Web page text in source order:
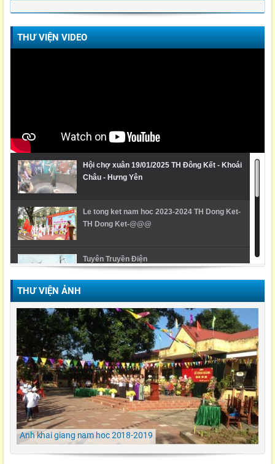
THƯ VIỆN VIDEO
Hội chợ xuân 19/01/2025 TH Đông Kết - Khoái
Châu - Hưng Yên
Le tong ket nam hoc 2023-2024 TH Dong Ket-
TH Dong Ket-@@@
Tuyên Truyền Điện
Video Lễ trao giải cuộc thi Violympic Quốc gia
Ngày hội ẩm thực/ TH Đông kết/ Khoái Châu/
Hưng Yên
LỄ KHAI GIẢNG NĂM HỌC 2021-2022 Tiểu
Học Đông Kết
THƯ VIỆN ẢNH
Anh khai giang nam hoc 2018-2019